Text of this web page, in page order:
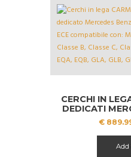
CERCHI IN
DEDICATI
B CLA
€
Add